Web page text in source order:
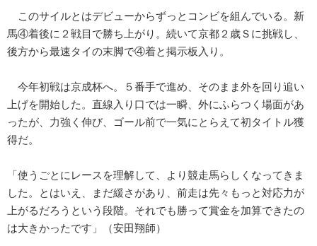
このサイルとはデビューからずっとコンビを組んでいる。新
馬④着後に２戦目で勝ち上がり。続いて京都２歳Ｓに挑戦し、
後方から最速タイの末脚で④着と掲示板入り。
今年初戦は京成杯へ。５番手で進め、そのまま外を回り追い
上げを開始した。直線入り口では一瞬、外にふらつく場面があ
ったが、力強く伸び、ゴール前で一気にとらえて初タイトル獲
得だ。
「使うごとにレースを理解して、より競走馬らしくなってきま
した。とはいえ、まだ緩さがあり、前走は先々もっと対応力が
上がるだろうという段階。それでも勝って賞金を加算できたの
は大きかったです」（安田翔師）